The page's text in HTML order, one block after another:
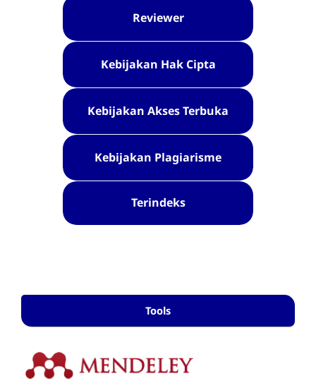
Reviewer
Kebijakan Hak Cipta
Kebijakan Akses Terbuka
Kebijakan Plagiarisme
Terindeks
Tools